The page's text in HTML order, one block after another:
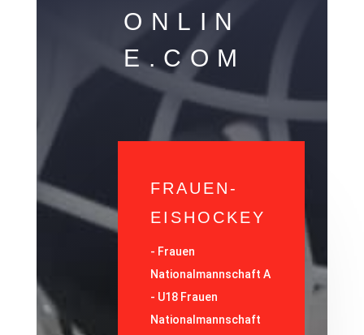
ONLIN
E.COM
FRAUEN-
EISHOCKEY
- Frauen
Nationalmannschaft A
- U18 Frauen
Nationalmannschaft